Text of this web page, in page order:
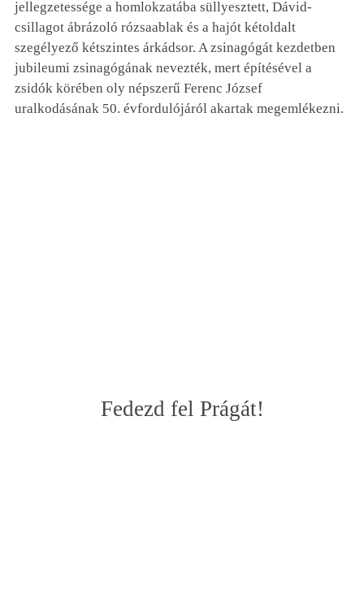
jellegzetessége a homlokzatába süllyesztett, Dávid-
csillagot ábrázoló rózsaablak és a hajót kétoldalt
szegélyező kétszintes árkádsor. A zsinagógát kezdetben
jubileumi zsinagógának nevezték, mert építésével a
zsidók körében oly népszerű Ferenc József
uralkodásának 50. évfordulójáról akartak megemlékezni.
Fedezd fel Prágát!